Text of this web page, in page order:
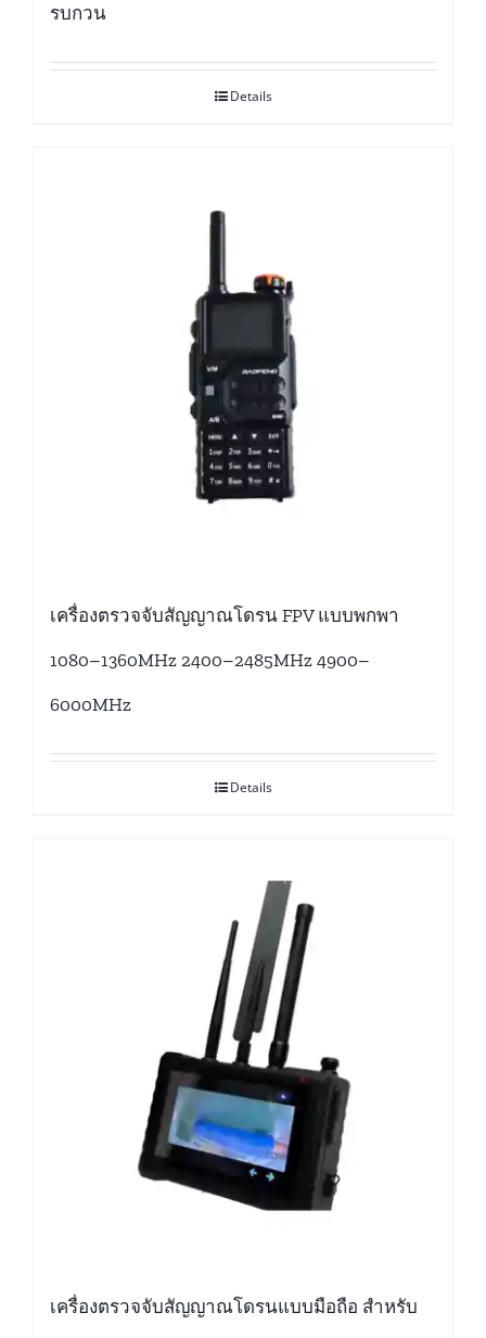
รบกวน
Details
เครื่องตรวจจับสัญญาณโดรน FPV แบบพกพา
1080–1360MHz 2400–2485MHz 4900–
6000MHz
Details
เครื่องตรวจจับสัญญาณโดรนแบบมือถือ สำหรับ